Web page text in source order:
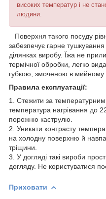
високих температур і не
людини.
Поверхня такого посуду
забезпечує гарне
ділянках виробу. Їжа не
термічної обробки, легко
губкою, змоченою в мийному
Правила експлуатації:
1. Стежити за
температура нагрівання до
порожню каструлю.
2. Уникати контрасту
на холодну поверхню й
тріщини.
3. У догляді такі вироби
догляду. Не користуватися
Приховати